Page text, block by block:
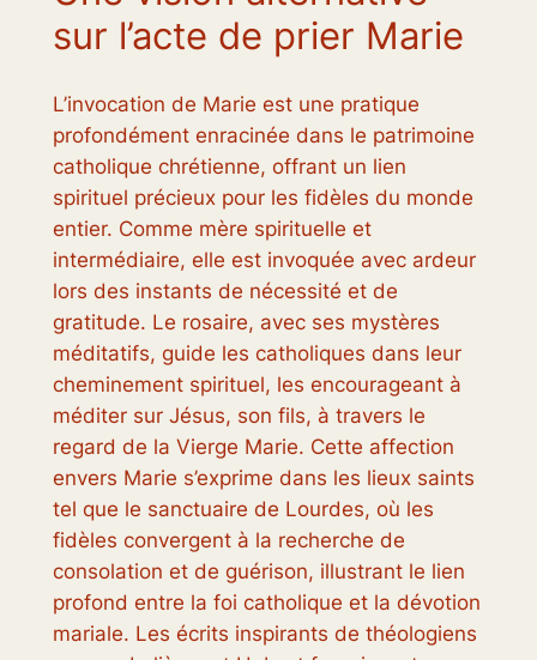
sur l’acte de prier Marie
L’invocation de Marie est une pratique
profondément enracinée dans le patrimoine
catholique chrétienne, offrant un lien
spirituel précieux pour les fidèles du monde
entier. Comme mère spirituelle et
intermédiaire, elle est invoquée avec ardeur
lors des instants de nécessité et de
gratitude. Le rosaire, avec ses mystères
méditatifs, guide les catholiques dans leur
cheminement spirituel, les encourageant à
méditer sur Jésus, son fils, à travers le
regard de la Vierge Marie. Cette affection
envers Marie s’exprime dans les lieux saints
tel que le sanctuaire de Lourdes, où les
fidèles convergent à la recherche de
consolation et de guérison, illustrant le lien
profond entre la foi catholique et la dévotion
mariale. Les écrits inspirants de théologiens